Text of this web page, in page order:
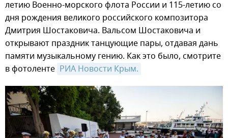
летию Военно-морского флота России и 115-летию со
дня рождения великого российского композитора
Дмитрия Шостаковича. Вальсом Шостаковича и
открывают праздник танцующие пары, отдавая дань
памяти музыкальному гению. Как это было, смотрите
в фотоленте РИА Новости Крым.